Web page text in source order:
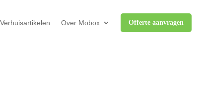
Verhuisartikelen Over Mobox Offerte aanvragen